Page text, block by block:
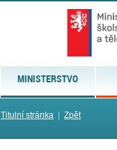
MINISTERSTVO
Titulní stránka Zpět